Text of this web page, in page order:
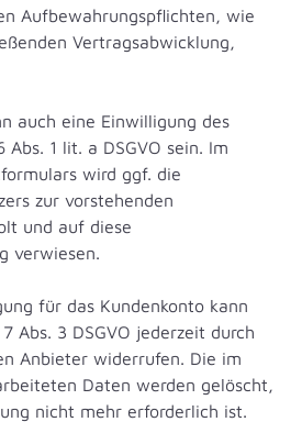
Aufbewahrungspflichten, wie
Vertragsabwicklung,
auch eine Einwilligung des
1 lit. a DSGVO sein. Im
wird ggf. die
zur vorstehenden
und auf diese
verwiesen.
für das Kundenkonto kann
Abs. 3 DSGVO jederzeit durch
Anbieter widerrufen. Die im
Daten werden gelöscht,
nicht mehr erforderlich ist.